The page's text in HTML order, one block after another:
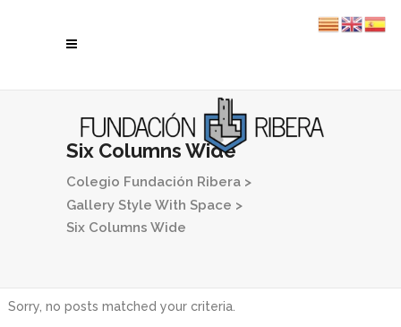
Six Columns Wide
Colegio Fundación Ribera >
Gallery Style With Space >
Six Columns Wide
Sorry, no posts matched your criteria.